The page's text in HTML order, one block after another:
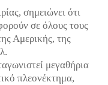
σημειώνει ότι
σε όλους τους
Αμερικής, της
μεγαθήρια
πλεονέκτημα,